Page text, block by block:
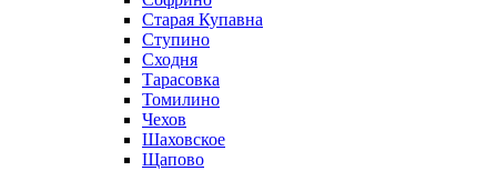
Старая Купавна
Ступино
Сходня
Тарасовка
Томилино
Чехов
Шаховское
Щапово